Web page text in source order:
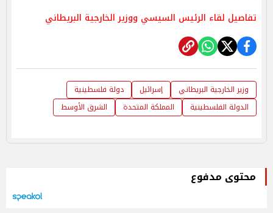
تفاصيل لقاء الرئيس السيسي ووزير الخارجية البريطاني
وزير الخارجية البريطاني إسرائيل
دولة فلسطينية
الدولة الفلسطينية
المملكة المتحدة الشرق الأوسط
محتوى مدفوع